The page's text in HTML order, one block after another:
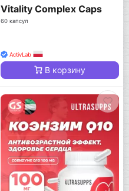
Vitality Complex Caps
60 капсул
ActivLab
В корзину